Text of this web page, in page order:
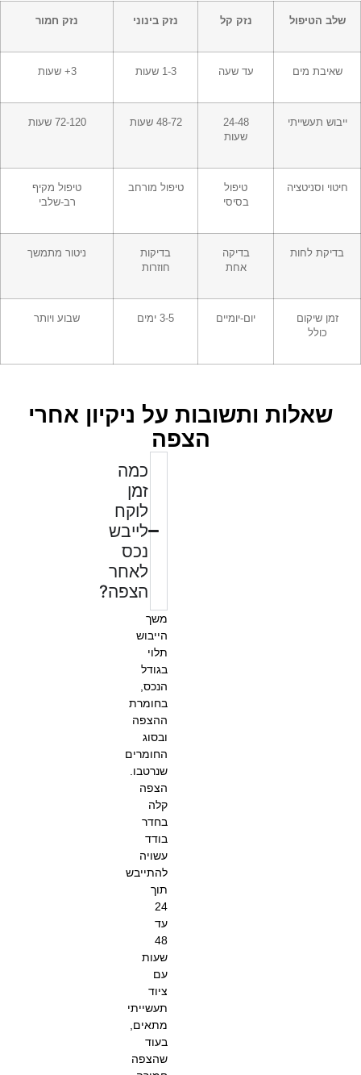
שלב הטיפול נזק קל נזק בינוני נזק חמור
שאיבת מים עד שעה 1-3 שעות 3+ שעות
ייבוש תעשייתי
24-48
שעות
48-72 שעות 72-120 שעות
חיטוי וסניטציה
טיפול
בסיסי
טיפול מורחב
טיפול מקיף
רב-שלבי
בדיקת לחות
בדיקה
אחת
בדיקות
חוזרות
ניטור מתמשך
זמן שיקום
כולל
יום-יומיים 3-5 ימים שבוע ויותר
שאלות ותשובות על ניקיון אחרי
הצפה
כמה
זמן
לוקח
לייבש
נכס
לאחר
הצפה?
משך
הייבוש
תלוי
בגודל
הנכס,
בחומרת
ההצפה
ובסוג
החומרים
שנרטבו.
הצפה
קלה
בחדר
בודד
עשויה
להתייבש
תוך
24
עד
48
שעות
עם
ציוד
תעשייתי
מתאים,
בעוד
שהצפה